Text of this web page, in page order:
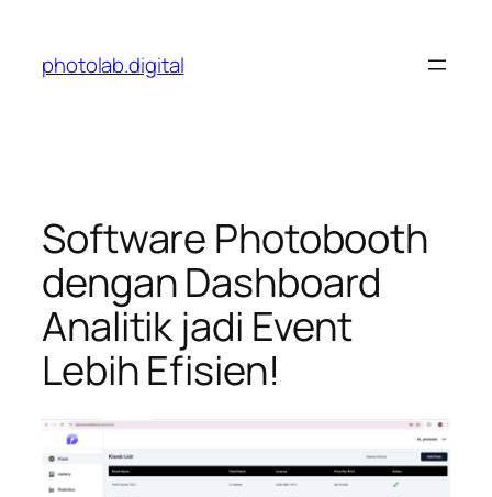
content
photolab.digital
Software Photobooth
dengan Dashboard
Analitik jadi Event
Lebih Efisien!